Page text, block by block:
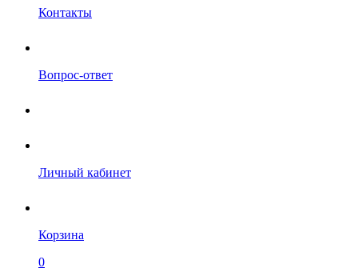
Контакты
Вопрос-ответ
Личный кабинет
Корзина
0